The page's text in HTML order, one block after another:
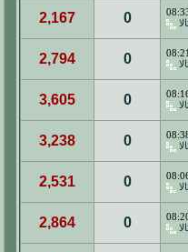
0
2,167
08:21
0
2,794
0
3,605
0
3,238
0
2,531
0
2,864